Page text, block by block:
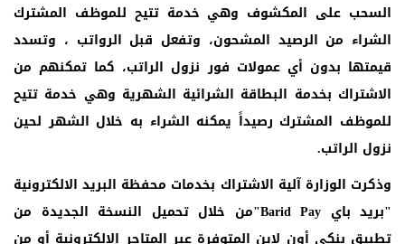
السحب على المكشوف وهي خدمة تتيح للموظف المشترك
الشراء من الرصيد المشحون، وتفعل قبل الرواتب ، وتسدد
قيمتها بدون أي عمولات فور نزول الراتب، كما تمكنهم من
الاشتراك بخدمة البطاقة الشرائية الشهرية وهي خدمة تتيح
للموظف المشترك رصيداً يمكنه الشراء به خلال الشهر لحين
نزول الراتب.
وذكرت الوزارة آلية الاشتراك بخدمات محفظة البريد الالكترونية
"بريد باي Barid Pay"من خلال تحميل النسخة الجديدة من
تطبيق بنكي أون لاين المتوفرة عبر المتاجر الإلكترونية أو من